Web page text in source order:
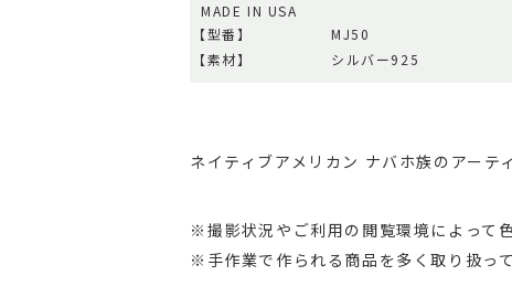
MADE IN USA
【型番】
MJ50
【素材】
シルバー925
ネイティブアメリカン ナバホ族のアーテ
※撮影状況やご利用の閲覧環境によって
※手作業で作られる商品を多く取り扱っ